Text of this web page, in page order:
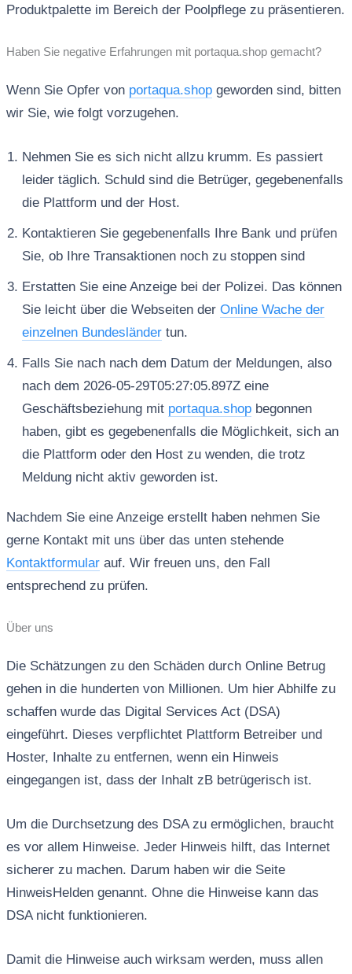
Produktpalette im Bereich der Poolpflege zu präsentieren.
Haben Sie negative Erfahrungen mit portaqua.shop gemacht?
Wenn Sie Opfer von portaqua.shopgeworden sind, bitten
wir Sie, wie folgt vorzugehen.
Nehmen Sie es sich nicht allzu krumm. Es passiert
leider täglich. Schuld sind die Betrüger, gegebenenfalls
die Plattform und der Host.
Kontaktieren Sie gegebenenfalls Ihre Bank und prüfen
Sie, ob Ihre Transaktionen noch zu stoppen sind
Erstatten Sie eine Anzeige bei der Polizei. Das können
Sie leicht über die Webseiten der Online Wache der
einzelnen Bundesländertun.
Falls Sie nach nach dem Datum der Meldungen, also
nach dem 2026-05-29T05:27:05.897Z eine
Geschäftsbeziehung mit portaqua.shopbegonnen
haben, gibt es gegebenenfalls die Möglichkeit, sich an
die Plattform oder den Host zu wenden, die trotz
Meldung nicht aktiv geworden ist.
Nachdem Sie eine Anzeige erstellt haben nehmen Sie
gerne Kontakt mit uns über das unten stehende
Kontaktformularauf. Wir freuen uns, den Fall
entsprechend zu prüfen.
Über uns
Die Schätzungen zu den Schäden durch Online Betrug
gehen in die hunderten von Millionen. Um hier Abhilfe zu
schaffen wurde das Digital Services Act (DSA)
eingeführt. Dieses verpflichtet Plattform Betreiber und
Hoster, Inhalte zu entfernen, wenn ein Hinweis
eingegangen ist, dass der Inhalt zB betrügerisch ist.
Um die Durchsetzung des DSA zu ermöglichen, braucht
es vor allem Hinweise. Jeder Hinweis hilft, das Internet
sicherer zu machen. Darum haben wir die Seite
HinweisHelden genannt. Ohne die Hinweise kann das
DSA nicht funktionieren.
Damit die Hinweise auch wirksam werden, muss allen